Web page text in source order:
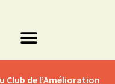
Club de l’Amélioration